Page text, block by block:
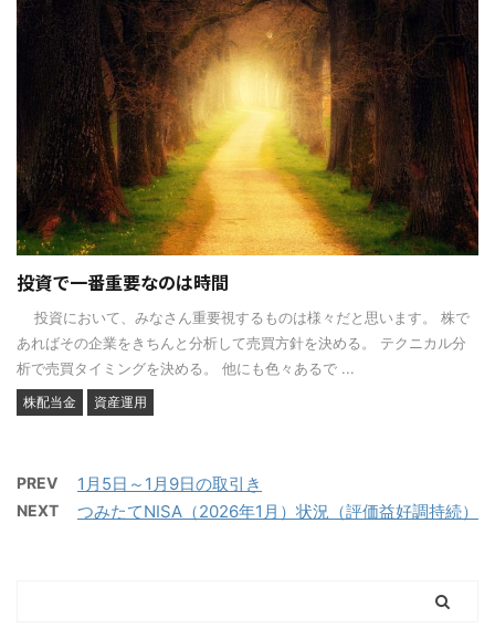
投資で一番重要なのは時間
投資において、みなさん重要視するものは様々だと思います。 株で
あればその企業をきちんと分析して売買方針を決める。 テクニカル分
析で売買タイミングを決める。 他にも色々あるで ...
株配当金 資産運用
PREV 1月5日～1月9日の取引き
NEXT つみたてNISA（2026年1月）状況（評価益好調持続）